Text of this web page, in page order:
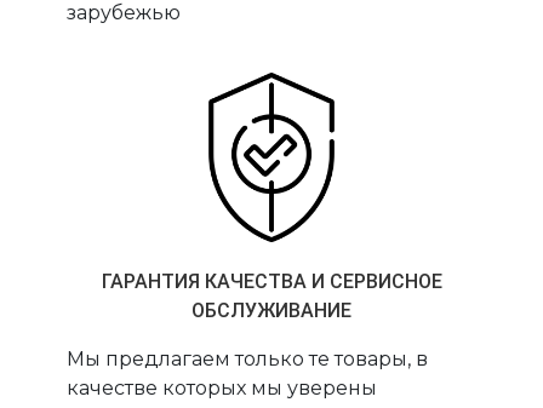
зарубежью
ГАРАНТИЯ КАЧЕСТВА И СЕРВИСНОЕ
ОБСЛУЖИВАНИЕ
Мы предлагаем только те товары, в
качестве которых мы уверены